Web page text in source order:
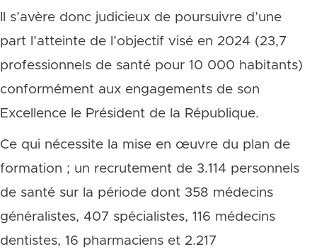
Il s’avère donc judicieux de poursuivre d’une
part l’atteinte de l’objectif visé en 2024 (23,7
professionnels de santé pour 10 000 habitants)
conformément aux engagements de son
Excellence le Président de la République.
Ce qui nécessite la mise en œuvre du plan de
formation ; un recrutement de 3.114 personnels
de santé sur la période dont 358 médecins
généralistes, 407 spécialistes, 116 médecins
dentistes, 16 pharmaciens et 2.217